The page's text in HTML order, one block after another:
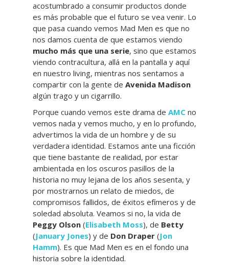
acostumbrado a consumir productos donde
es más probable que el futuro se vea venir. Lo
que pasa cuando vemos Mad Men es que no
nos damos cuenta de que estamos viendo
mucho más que una serie, sino que estamos
viendo contracultura, allá en la pantalla y aquí
en nuestro living, mientras nos sentamos a
compartir con la gente de Avenida Madison
algún trago y un cigarrillo.
Porque cuando vemos este drama de AMC no
vemos nada y vemos mucho, y en lo profundo,
advertimos la vida de un hombre y de su
verdadera identidad. Estamos ante una ficción
que tiene bastante de realidad, por estar
ambientada en los oscuros pasillos de la
historia no muy lejana de los años sesenta, y
por mostrarnos un relato de miedos, de
compromisos fallidos, de éxitos efímeros y de
soledad absoluta. Veamos si no, la vida de
Peggy Olson (Elisabeth Moss), de Betty
(January Jones) y de Don Draper (Jon
Hamm). Es que Mad Men es en el fondo una
historia sobre la identidad.